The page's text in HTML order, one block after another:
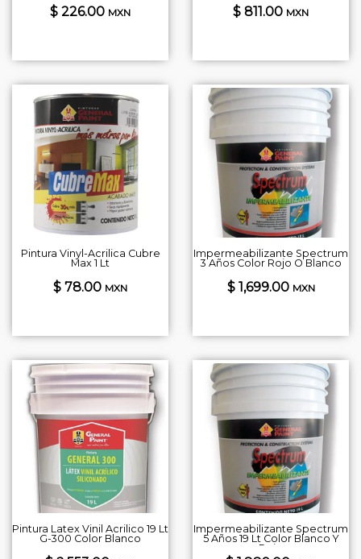
$ 226.00 MXN $ 811.00 MXN
Pintura Vinyl-Acrilica Cubre
Max 1 Lt
$ 78.00 MXN
Impermeabilizante Spectrum
3 Años Color Rojo O Blanco
$ 1,699.00 MXN
Pintura Latex Vinil Acrilico 19 Lt
G-300 Color Blanco
Impermeabilizante Spectrum
5 Años 19 Lt Color Blanco Y
Rojo